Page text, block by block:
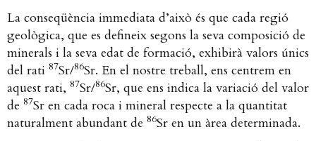
La conseqüència immediata d’això és que cada regió
geològica, que es defineix segons la seva composició de
minerals i la seva edat de formació, exhibirà valors únics
del rati 87Sr/86Sr. En el nostre treball, ens centrem en
aquest rati, 87Sr/86Sr, que ens indica la variació del valor
de 87Sr en cada roca i mineral respecte a la quantitat
naturalment abundant de 86Sr en un àrea determinada.